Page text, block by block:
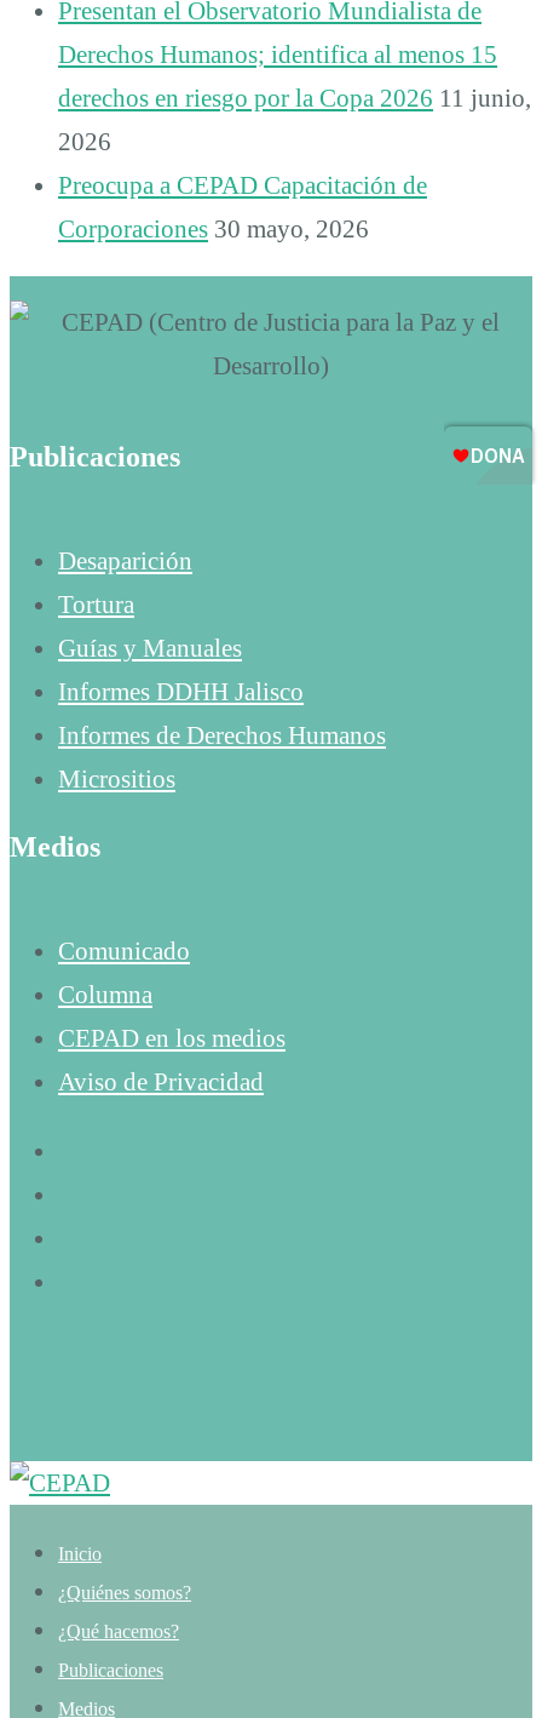
Presentan el Observatorio Mundialista de
Derechos Humanos; identifica al menos 15
derechos en riesgo por la Copa 2026 11 junio,
2026
Preocupa a CEPAD Capacitación de
Corporaciones 30 mayo, 2026
Publicaciones
Desaparición
Tortura
Guías y Manuales
Informes DDHH Jalisco
Informes de Derechos Humanos
Micrositios
Medios
Comunicado
Columna
CEPAD en los medios
Aviso de Privacidad
Inicio
¿Quiénes somos?
¿Qué hacemos?
Publicaciones
Medios